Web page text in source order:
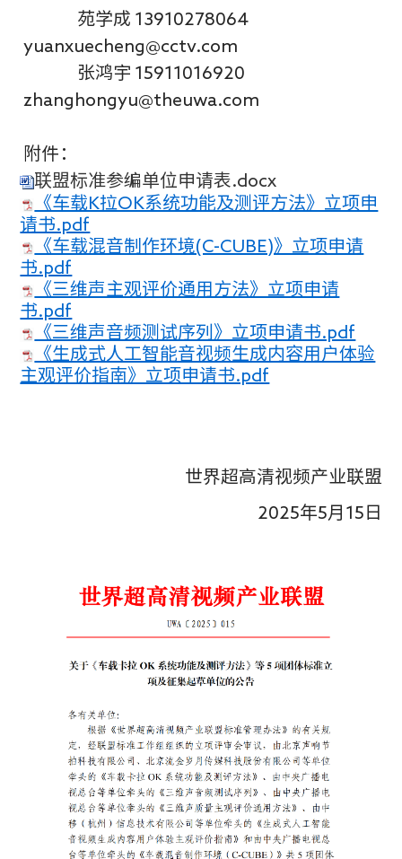
苑学成 13910278064
yuanxuecheng@cctv.com
张鸿宇 15911016920
zhanghongyu@theuwa.com
附件：
联盟标准参编单位申请表.docx
《车载K拉OK系统功能及测评方法》立项申
请书.pdf
《车载混音制作环境(C-CUBE)》立项申请
书.pdf
《三维声主观评价通用方法》立项申请
书.pdf
《三维声音频测试序列》立项申请书.pdf
《生成式人工智能音视频生成内容用户体验
主观评价指南》立项申请书.pdf
世界超高清视频产业联盟
2025年5月 15 日